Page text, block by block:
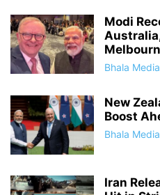
Modi
Bhala Media
New
Boost
Bhala Media
Iran